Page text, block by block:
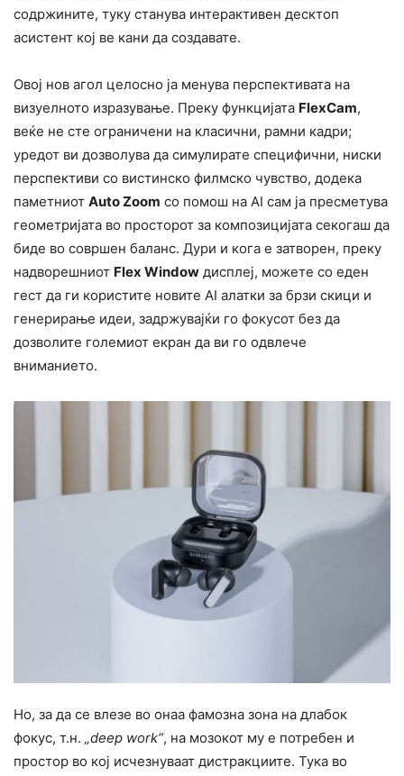
содржините, туку станува интерактивен десктоп
асистент кој ве кани да создавате.
Овој нов агол целосно ја менува перспективата на
визуелното изразување. Преку функцијата FlexCam,
веќе не сте ограничени на класични, рамни кадри;
уредот ви дозволува да симулирате специфични, ниски
перспективи со вистинско филмско чувство, додека
паметниот Auto Zoom со помош на AI сам ја пресметува
геометријата во просторот за композицијата секогаш да
биде во совршен баланс. Дури и кога е затворен, преку
надворешниот Flex Window дисплеј, можете со еден
гест да ги користите новите AI алатки за брзи скици и
генерирање идеи, задржувајќи го фокусот без да
дозволите големиот екран да ви го одвлече
вниманието.
Но, за да се влезе во онаа фамозна зона на длабок
фокус, т.н. „deep work“, на мозокот му е потребен и
простор во кој исчезнуваат дистракциите. Тука во